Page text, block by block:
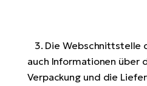
3. Die Webschnittstelle
auch Informationen über
Verpackung und die